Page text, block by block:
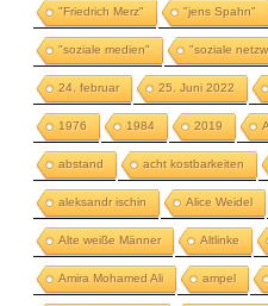
"Friedrich Merz" "jens Spahn"
"soziale medien" "soziale
24. februar 25. Juni 2022
1976 1984 2019
abstand acht kostbarkeiten
aleksandr ischin Alice Weidel
Alte weiße Männer Altlinke
Amira Mohamed Ali ampel